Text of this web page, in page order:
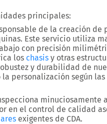
principales:
de la creación de
Este servicio utiliza
con precisión
los chasis y otras
y durabilidad de
personalización según
minuciosamente
en el control de calidad
exigentes de CDA.